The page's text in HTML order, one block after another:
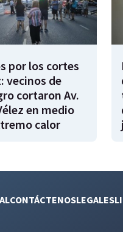
por los cortes
vecinos de
cortaron Av.
en medio
calor
CONTÁCTENOSLEGALES